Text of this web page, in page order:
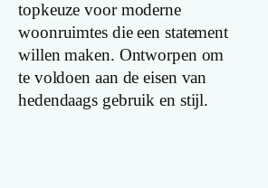
topkeuze voor moderne
woonruimtes die een statement
willen maken. Ontworpen om
te voldoen aan de eisen van
hedendaags gebruik en stijl.